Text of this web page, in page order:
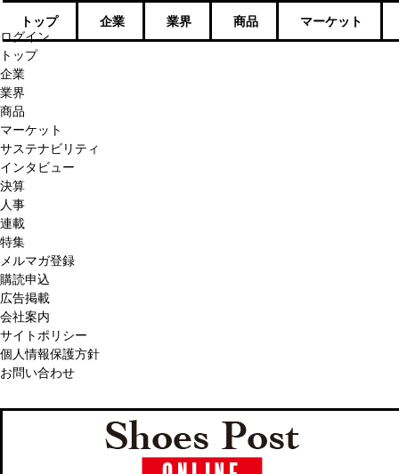
ログイン
トップ
企業
業界
商品
マーケット
サステナビリティ
インタビュー
決算
人事
連載
特集
メルマガ登録
購読申込
広告掲載
会社案内
サイトポリシー
個人情報保護方針
お問い合わせ
トップ 企業 業界 商品 マーケット